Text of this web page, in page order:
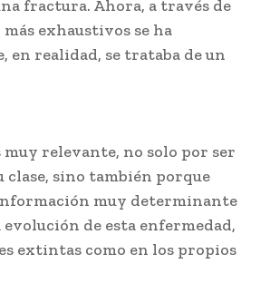
fractura. Ahora, a través de
exhaustivos se ha
en realidad, se trataba de un
muy relevante, no solo por ser
clase, sino también porque
muy determinante
de esta enfermedad,
extintas como en los propios